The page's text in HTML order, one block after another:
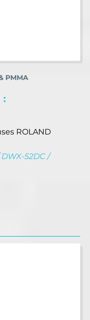
PMMA
:
ROLAND
52DC /